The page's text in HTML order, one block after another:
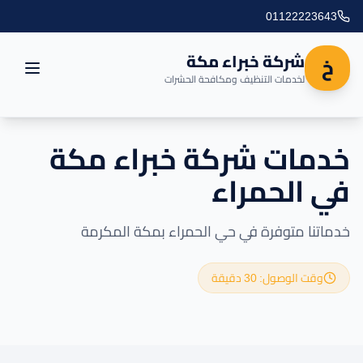
01122223643
خ شركة خبراء مكة
لخدمات التنظيف ومكافحة الحشرات
العروض
المدونة
مناطق التغطية
خدمات شركة خبراء مكة
في الحمراء
خدماتنا متوفرة في حي الحمراء بمكة المكرمة
وقت الوصول: 30 دقيقة